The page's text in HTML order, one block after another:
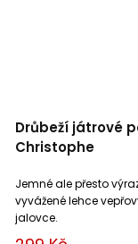
Drůbeží játrové
Christophe
Jemné ale přesto
vyvážené lehce
jalovce.